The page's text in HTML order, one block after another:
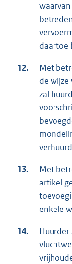
daartoe
12.
Met
de wijze
zal
13.
Met
artikel
enkele
14.
Huurder